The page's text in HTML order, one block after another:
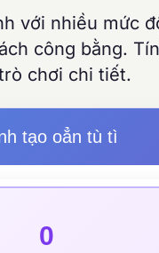
với nhiều mức
công bằng.
chơi chi tiết.
tạo oẳn tù tì
0